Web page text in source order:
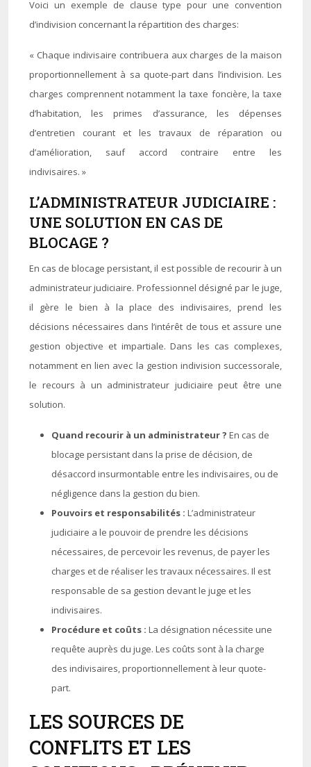
Voici un exemple de clause type pour une convention
d’indivision concernant la répartition des charges:
« Chaque indivisaire contribuera aux charges de la maison
proportionnellement à sa quote-part dans l’indivision. Les
charges comprennent notamment la taxe foncière, la taxe
d’habitation, les primes d’assurance, les dépenses
d’entretien courant et les travaux de réparation ou
d’amélioration, sauf accord contraire entre les
indivisaires. »
L’ADMINISTRATEUR JUDICIAIRE :
UNE SOLUTION EN CAS DE
BLOCAGE ?
En cas de blocage persistant, il est possible de recourir à un
administrateur judiciaire. Professionnel désigné par le juge,
il gère le bien à la place des indivisaires, prend les
décisions nécessaires dans l’intérêt de tous et assure une
gestion objective et impartiale. Dans les cas complexes,
notamment en lien avec la gestion indivision successorale,
le recours à un administrateur judiciaire peut être une
solution.
Quand recourir à un administrateur ? En cas de
blocage persistant dans la prise de décision, de
désaccord insurmontable entre les indivisaires, ou de
négligence dans la gestion du bien.
Pouvoirs et responsabilités : L’administrateur
judiciaire a le pouvoir de prendre les décisions
nécessaires, de percevoir les revenus, de payer les
charges et de réaliser les travaux nécessaires. Il est
responsable de sa gestion devant le juge et les
indivisaires.
Procédure et coûts : La désignation nécessite une
requête auprès du juge. Les coûts sont à la charge
des indivisaires, proportionnellement à leur quote-
part.
LES SOURCES DE
CONFLITS ET LES